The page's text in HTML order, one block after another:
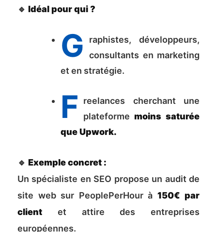
🔹 Idéal pour qui ?
G
raphistes, développeurs,
consultants en marketing
et en stratégie.
F
reelances cherchant une
plateforme moins saturée
que Upwork.
🔹 Exemple concret :
Un spécialiste en SEO propose un audit de
site web sur PeoplePerHour à 150€ par
client et attire des entreprises
européennes.